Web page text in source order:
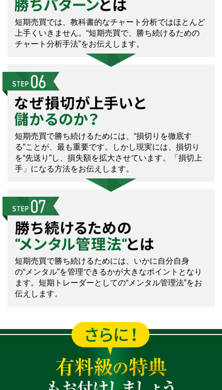
短期売買では、教科書的なチャート分析ではほとんど
上手くいきません。“短期売買で、勝ち続けるための
チャート分析手法”をお伝えします。
短期売買で勝ち続けるためには、“損切りを徹底す
る”ことが、最も重要です。しかし現実には、損切り
を“先送り”し、損失額を拡大させています。「損切上
手」になる方法をお伝えします。
短期売買で勝ち続けるためには、いかに自分自身
の“メンタル”を管理できるかが大きなポイントとなり
ます。短期トレーダーとしての“メンタル管理法”をお
伝えします。